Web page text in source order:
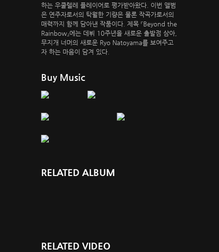
하는 우쿨렐레 플레이어로 평가받아왔다. 이번 앨범
은 연주자로서의 탁월한 기량은 물론 작곡가로서의
매력까지 함께 담아낸 작품이다. 제목 『Beyond the
Rainbow』에는 데뷔 10주년을 새로운 출발점 삼아,
무지개 너머의 새로운 Ryo Natoyama를 보여주고
자 하는 마음이 담겨 있다.
Buy Music
RELATED ALBUM
RELATED VIDEO